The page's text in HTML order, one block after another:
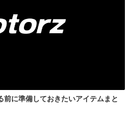
に準備しておきたいアイテムまと